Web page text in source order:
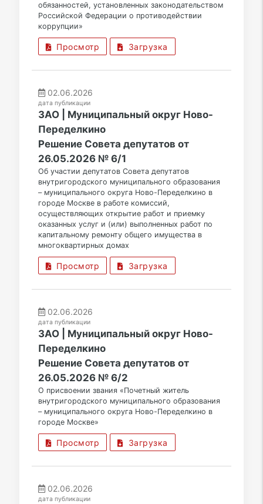
обязанностей, установленных законодательством
Российской Федерации о противодействии
коррупции»
Просмотр Загрузка
02.06.2026
дата публикации
ЗАО | Муниципальный округ Ново-
Переделкино
Решение Совета депутатов от
26.05.2026 № 6/1
Об участии депутатов Совета депутатов
внутригородского муниципального образования
– муниципального округа Ново-Переделкино в
городе Москве в работе комиссий,
осуществляющих открытие работ и приемку
оказанных услуг и (или) выполненных работ по
капитальному ремонту общего имущества в
многоквартирных домах
Просмотр Загрузка
02.06.2026
дата публикации
ЗАО | Муниципальный округ Ново-
Переделкино
Решение Совета депутатов от
26.05.2026 № 6/2
О присвоении звания «Почетный житель
внутригородского муниципального образования
– муниципального округа Ново-Переделкино в
городе Москве»
Просмотр Загрузка
02.06.2026
дата публикации